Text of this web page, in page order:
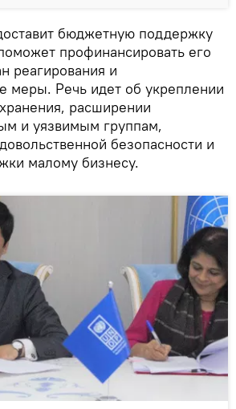
бюджетную поддержку
профинансировать его
реагирования и
меры. Речь идет об укреплении
расширении
и уязвимым группам,
безопасности и
малому бизнесу.